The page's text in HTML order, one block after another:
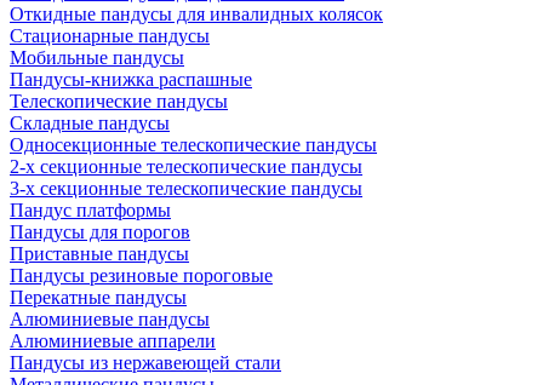
Откидные пандусы для инвалидных колясок
Стационарные пандусы
Мобильные пандусы
Пандусы-книжка распашные
Телескопические пандусы
Складные пандусы
Односекционные телескопические пандусы
2-х секционные телескопические пандусы
3-х секционные телескопические пандусы
Пандус платформы
Пандусы для порогов
Приставные пандусы
Пандусы резиновые пороговые
Перекатные пандусы
Алюминиевые пандусы
Алюминиевые аппарели
Пандусы из нержавеющей стали